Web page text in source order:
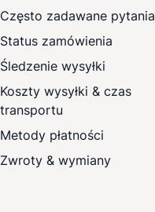
Często zadawane pytania
Status zamówienia
Śledzenie wysyłki
Koszty wysyłki & czas
transportu
Metody płatności
Zwroty & wymiany